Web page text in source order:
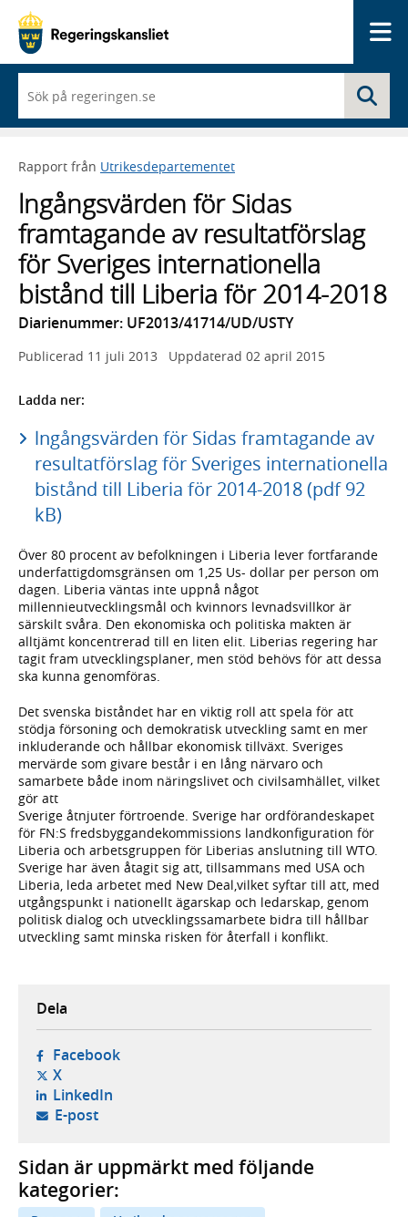
du
börjar
skriva
framträder
lista
med
sökförslag
Rapport från Utrikesdepartementet
lngångsvärden för Sidas
framtagande av resultatförslag
för Sveriges internationella
bistånd till Liberia för 2014-2018
Diarienummer: UF2013/41714/UD/USTY
Publicerad 11 juli 2013 Uppdaterad 02 april 2015
Ladda ner:
lngångsvärden för Sidas framtagande av
resultatförslag för Sveriges internationella
bistånd till Liberia för 2014-2018 (pdf 92
kB)
Över 80 procent av befolkningen i Liberia lever fortfarande
underfattigdomsgränsen om 1,25 Us- dollar per person om
dagen. Liberia väntas inte uppnå något
millennieutvecklingsmål och kvinnors levnadsvillkor är
särskilt svåra. Den ekonomiska och politiska makten är
alltjämt koncentrerad till en liten elit. Liberias regering har
tagit fram utvecklingsplaner, men stöd behövs för att dessa
ska kunna genomföras.
Det svenska biståndet har en viktig roll att spela för att
stödja försoning och demokratisk utveckling samt en mer
inkluderande och hållbar ekonomisk tillväxt. Sveriges
mervärde som givare består i en lång närvaro och
samarbete både inom näringslivet och civilsamhället, vilket
gör att
Sverige åtnjuter förtroende. Sverige har ordförandeskapet
för FN:S fredsbyggandekommissions landkonfiguration för
Liberia och arbetsgruppen för Liberias anslutning till WTO.
Sverige har även åtagit sig att, tillsammans med USA och
Liberia, leda arbetet med New Deal,vilket syftar till att, med
utgångspunkt i nationellt ägarskap och ledarskap, genom
politisk dialog och utvecklingssamarbete bidra till hållbar
utveckling samt minska risken för återfall i konflikt.
Dela
Facebook- öppnas i ny flik, extern webbplats,
X- öppnas i ny flik, extern webbplats,
LinkedIn- öppnas i ny flik, extern webbplats,
E-post- öppnar din e-postklient,
Sidan är uppmärkt med följande
kategorier: